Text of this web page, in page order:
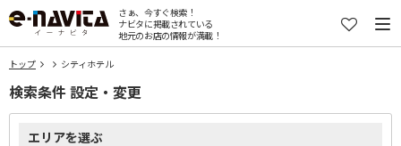
さぁ、今すぐ検索！
ナビタに掲載されている
地元のお店の情報が満載！
トップ シティホテル
検索条件 設定・変更
エリアを選ぶ